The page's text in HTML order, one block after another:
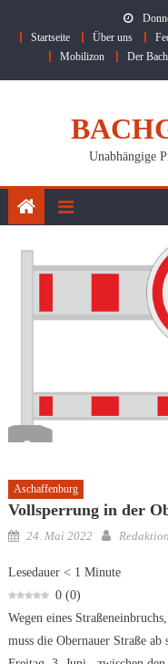
Startseite
Über uns
Mobilizon
Der
Unabhängige
Aschaffenburg
Vollsperrung in der
Posted
24. Mai 2022 Author
Lesedauer < 1 Minute
0 (0)
Wegen eines
muss die Obernauer Straße